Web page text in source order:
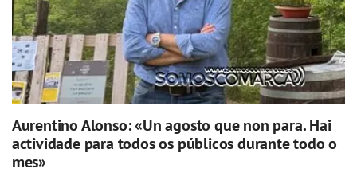
Aurentino Alonso: «Un agosto que non para. Hai
actividade para todos os públicos durante todo o
mes»